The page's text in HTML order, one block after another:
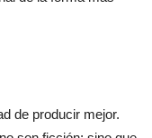
de producir mejor.